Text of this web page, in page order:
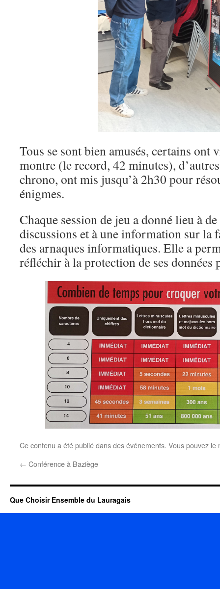
Tous se sont bien amusés, certains ont
montre (le record, 42 minutes),
chrono, ont mis jusqu’à 2h30 pour
énigmes.
Chaque session de jeu a donné lieu à
discussions et à une information sur la
des arnaques informatiques. Elle a
réfléchir à la protection de ses données
Ce contenu a été publié dansdes événements. Vous pouvez
← Conférence à Baziège
Que Choisir Ensemble du Lauragais